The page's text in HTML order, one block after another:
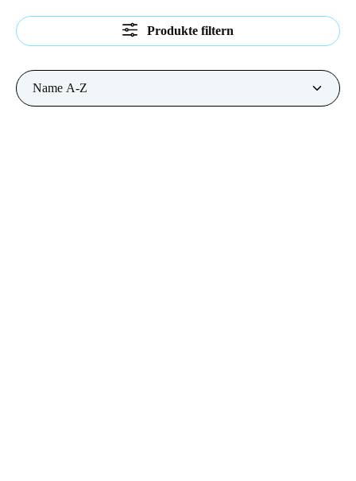
Produkte filtern